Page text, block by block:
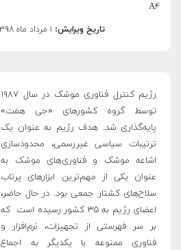
A۴
تاریخ ویرایش: ۱ مرداد ماه ۱۳۹۸
رژیم کنترل فناوری موشک در سال ۱۹۸۷
توسط گروه کشورهای «جی هفت»
پایه‌گذاری شد. هدف رژیم به عنوان یک
ترتیبات سیاسی غیررسمی، محدودسازی
اشاعه موشک و فناوری‌های موشک به
عنوان یکی از مهم‌ترین ابزارهای پرتاب
سلاح‌های کشتار جمعی بود. در حال حاضر،
اعضای رژیم به ۳۵ کشور رسیده است که
بر سر فهرستی از تجهیزات‏، نرم‌افزار و
فناوری ممنوعه با یکدیگر به اجماع